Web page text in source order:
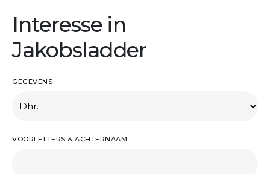
Interesse in
Jakobsladder
GEGEVENS
VOORLETTERS & ACHTERNAAM